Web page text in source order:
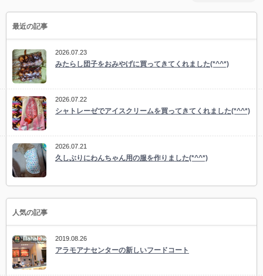
最近の記事
2026.07.23
みたらし団子をおみやげに買ってきてくれました(*^^*)
2026.07.22
シャトレーゼでアイスクリームを買ってきてくれました(*^^*)
2026.07.21
久しぶりにわんちゃん用の服を作りました(*^^*)
人気の記事
2019.08.26
アラモアナセンターの新しいフードコート